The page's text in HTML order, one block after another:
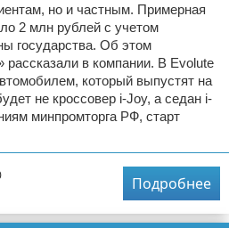
но и частным. Примерная
2 млн рублей с учетом
государства. Об этом
в компании. В Evolute
который выпустят на
не кроссовер i-Joy, а седан i-
минпромторга РФ, старт
Подробнее